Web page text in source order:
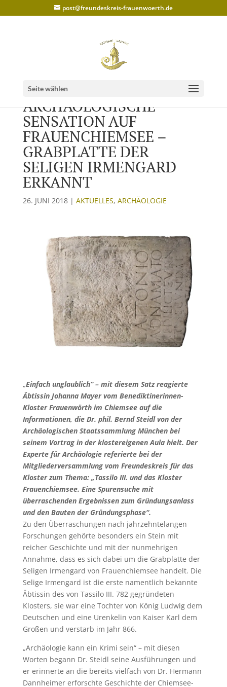
post@freundeskreis-frauenwoerth.de
Seite wählen
ARCHÄOLOGISCHE
SENSATION AUF
FRAUENCHIEMSEE –
GRABPLATTE DER
SELIGEN IRMENGARD
ERKANNT
26. JUNI 2018| AKTUELLES, ARCHÄOLOGIE
„Einfach unglaublich“ – mit diesem Satz reagierte
Äbtissin Johanna Mayer vom Benediktinerinnen-
Kloster Frauenwörth im Chiemsee auf die
Informationen, die Dr. phil. Bernd Steidl von der
Archäologischen Staatssammlung München bei
seinem Vortrag in der klostereigenen Aula hielt. Der
Experte für Archäologie referierte bei der
Mitgliederversammlung vom Freundeskreis für das
Kloster zum Thema: „Tassilo III. und das Kloster
Frauenchiemsee. Eine Spurensuche mit
überraschenden Ergebnissen zum Gründungsanlass
und den Bauten der Gründungsphase“.
Zu den Überraschungen nach jahrzehntelangen
Forschungen gehörte besonders ein Stein mit
reicher Geschichte und mit der nunmehrigen
Annahme, dass es sich dabei um die Grabplatte der
Seligen Irmengard von Frauenchiemsee handelt. Die
Selige Irmengard ist die erste namentlich bekannte
Äbtissin des von Tassilo III. 782 gegründeten
Klosters, sie war eine Tochter von König Ludwig dem
Deutschen und eine Urenkelin von Kaiser Karl dem
Großen und verstarb im Jahr 866.
„Archäologie kann ein Krimi sein“ – mit diesen
Worten begann Dr. Steidl seine Ausführungen und
er erinnerte an die bereits vielfach von Dr. Hermann
Dannheimer erforschte Geschichte der Chiemsee-